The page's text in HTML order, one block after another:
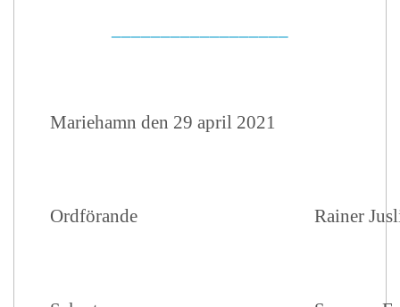
Mariehamn den 29 april 2021
Ordförande Rainer